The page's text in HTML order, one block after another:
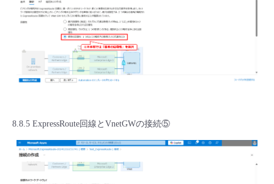
8.8.5 ExpressRoute回線とVnetGWの接続⑤